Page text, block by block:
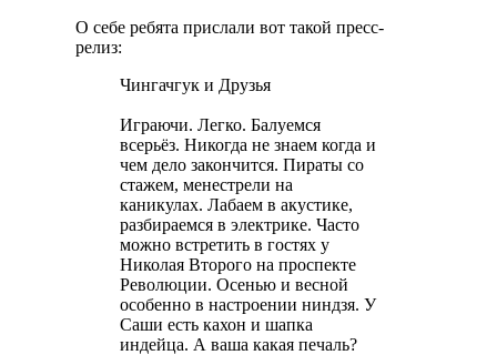
О себе ребята прислали вот такой пресс-
релиз:
Чингачгук и Друзья
Играючи. Легко. Балуемся
всерьёз. Никогда не знаем когда и
чем дело закончится. Пираты со
стажем, менестрели на
каникулах. Лабаем в акустике,
разбираемся в электрике. Часто
можно встретить в гостях у
Николая Второго на проспекте
Революции. Осенью и весной
особенно в настроении ниндзя. У
Саши есть кахон и шапка
индейца. А ваша какая печаль?